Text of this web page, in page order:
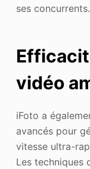
ses concurrents.
vidéo
iFoto a
avancés pour
vitesse ultra-
Les techniques